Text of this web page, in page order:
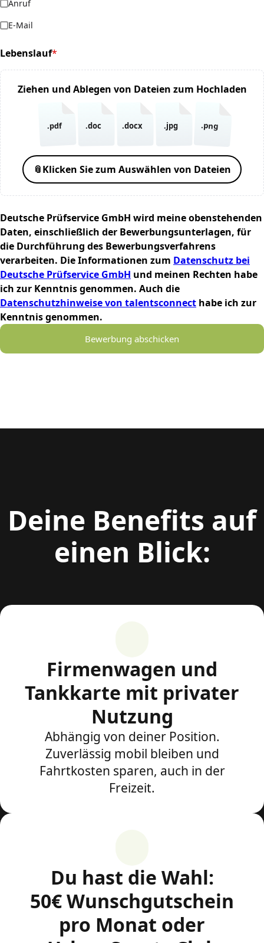
Anruf
E-Mail
Lebenslauf*
(required)
Ziehen und Ablegen von Dateien zum Hochladen
.pdf .doc .docx .jpg .png
📎Klicken Sie zum Auswählen von Dateien
Deutsche Prüfservice GmbH wird meine obenstehenden
Daten, einschließlich der Bewerbungsunterlagen, für
die Durchführung des Bewerbungsverfahrens
verarbeiten. Die Informationen zum Datenschutz bei
Deutsche Prüfservice GmbH und meinen Rechten habe
ich zur Kenntnis genommen. Auch die
Datenschutzhinweise von talentsconnect habe ich zur
Kenntnis genommen.
Bewerbung abschicken
Deine Benefits auf
einen Blick:
Firmenwagen und
Tankkarte mit privater
Nutzung
Abhängig von deiner Position.
Zuverlässig mobil bleiben und
Fahrtkosten sparen, auch in der
Freizeit.
Du hast die Wahl:
50€ Wunschgutschein
pro Monat oder